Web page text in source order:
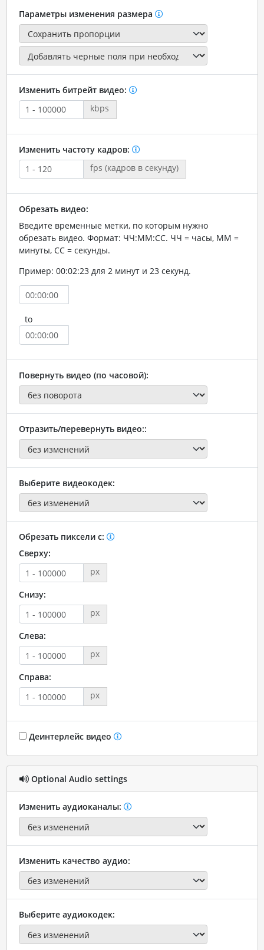
Параметры изменения размера
Изменить битрейт видео:
kbps
Изменить частоту кадров:
fps (кадров в секунду)
Обрезать видео:
Введите временные метки, по которым нужно
обрезать видео. Формат: ЧЧ:ММ:СС. ЧЧ = часы, ММ =
минуты, СС = секунды.
Пример: 00:02:23 для 2 минут и 23 секунд.
to
Повернуть видео (по часовой):
Отразить/перевернуть видео::
Выберите видеокодек:
Обрезать пиксели с:
Сверху:
px
Снизу:
px
Слева:
px
Справа:
px
Деинтерлейс видео
Optional Audio settings
Изменить аудиоканалы:
Изменить качество аудио:
Выберите аудиокодек: